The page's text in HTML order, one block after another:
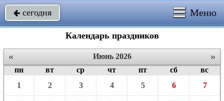
 сегодня Меню
Календарь праздников
« »
Июнь 2026
пн
вт ср чт пт сб
вс
1
2 3 4 5 6 7